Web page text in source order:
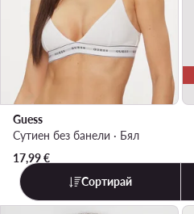
Guess
Сутиен без банели · Бял
17,99€
Сортирай